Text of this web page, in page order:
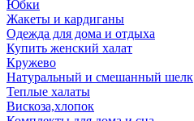
Юбки
Жакеты и кардиганы
Одежда для дома и отдыха
Купить женский халат
Кружево
Натуральный и смешанный шелк
Теплые халаты
Вискоза,хлопок